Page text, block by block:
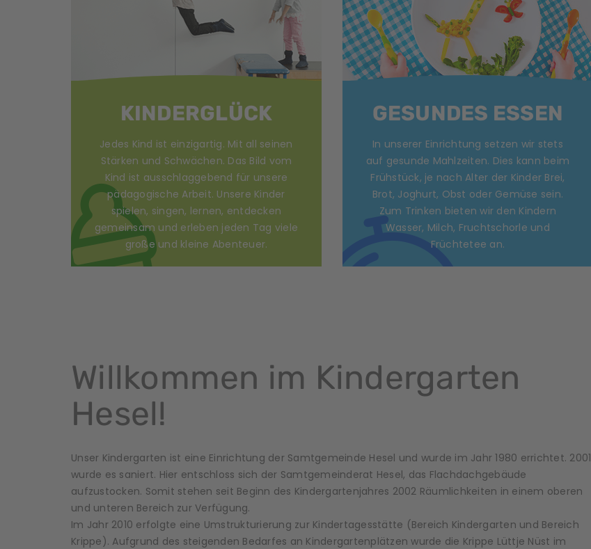
KINDERGLÜCK
Jedes Kind ist einzigartig. Mit all seinen
Stärken und Schwächen. Das Bild vom
Kind ist ausschlaggebend für unsere
pädagogische Arbeit. Unsere Kinder
spielen, singen, lernen, entdecken
gemeinsam und erleben jeden Tag viele
große und kleine Abenteuer.
GESUNDES ESSEN
In unserer Einrichtung setzen wir stets
auf gesunde Mahlzeiten. Dies kann beim
Frühstück, je nach Alter der Kinder Brei,
Brot, Joghurt, Obst oder Gemüse sein.
Zum Trinken bieten wir den Kindern
Wasser, Milch, Fruchtschorle und
Früchtetee an.
Willkommen im Kindergarten
Hesel!
Unser Kindergarten ist eine Einrichtung der Samtgemeinde Hesel und wurde im Jahr 1980 errichtet. 2001
wurde es saniert. Hier entschloss sich der Samtgemeinderat Hesel, das Flachdachgebäude
aufzustocken. Somit stehen seit Beginn des Kindergartenjahres 2002 Räumlichkeiten in einem oberen
und unteren Bereich zur Verfügung.
Im Jahr 2010 erfolgte eine Umstrukturierung zur Kindertagesstätte (Bereich Kindergarten und Bereich
Krippe). Aufgrund des steigenden Bedarfes an Kindergartenplätzen wurde die Krippe Lüttje Nüst im